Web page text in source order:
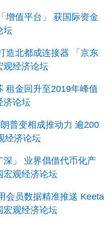
增值平台」 获国际资金
坛
造北都成连接器 「京东
观经济论坛
租金回升至2019年峰值
济论坛
普变相成推动力 逾200
经济论坛
」 业界倡借代币化产
宏观经济论坛
会员数据精准推送 Keeta
宏观经济论坛